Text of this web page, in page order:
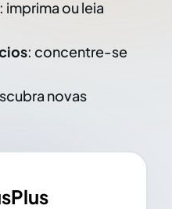
: imprima ou leia
: concentre-se
novas